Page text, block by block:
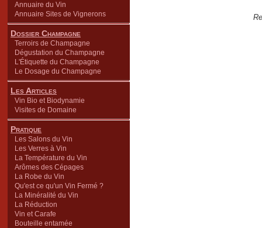
Annuaire du Vin
Annuaire Sites de Vignerons
Dossier Champagne
Terroirs de Champagne
Dégustation du Champagne
L'Étiquette du Champagne
Le Dosage du Champagne
Les Articles
Vin Bio et Biodynamie
Visites de Domaine
Pratique
Les Salons du Vin
Les Verres à Vin
La Température du Vin
Arômes des Cépages
La Robe du Vin
Qu'est ce qu'un Vin Fermé ?
La Minéralité du Vin
La Réduction
Vin et Carafe
Bouteille entamée